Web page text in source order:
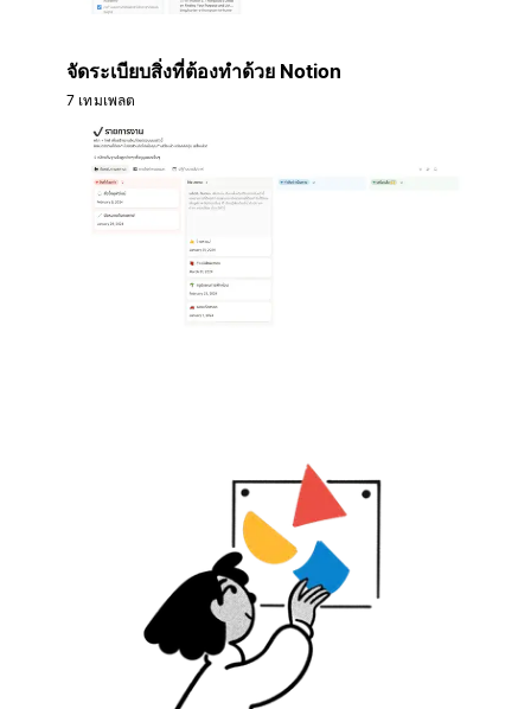
จัดระเบียบสิ่งที่ต้องทำด้วย Notion
7 เทมเพลต